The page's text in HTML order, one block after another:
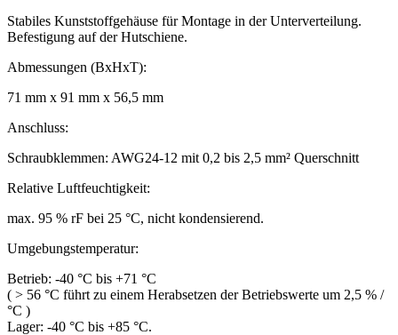
Stabiles Kunststoffgehäuse für Montage in der Unterverteilung.
Befestigung auf der Hutschiene.
Abmessungen (BxHxT):
71 mm x 91 mm x 56,5 mm
Anschluss:
Schraubklemmen: AWG24-12 mit 0,2 bis 2,5 mm² Querschnitt
Relative Luftfeuchtigkeit:
max. 95 % rF bei 25 °C, nicht kondensierend.
Umgebungstemperatur:
Betrieb: -40 °C bis +71 °C
( > 56 °C führt zu einem Herabsetzen der Betriebswerte um 2,5 % /
°C )
Lager: -40 °C bis +85 °C.